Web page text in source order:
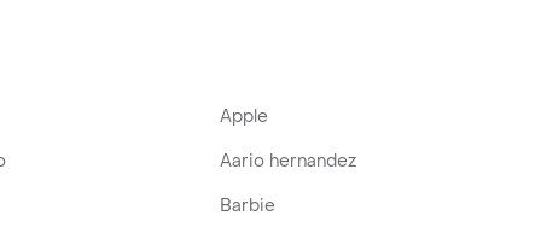
Apple
Aario hernandez
Barbie